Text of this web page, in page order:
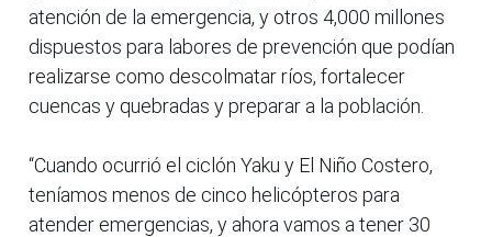
atención de la emergencia, y otros 4,000 millones
dispuestos para labores de prevención que podían
realizarse como descolmatar ríos, fortalecer
cuencas y quebradas y preparar a la población.
“Cuando ocurrió el ciclón Yaku y El Niño Costero,
teníamos menos de cinco helicópteros para
atender emergencias, y ahora vamos a tener 30